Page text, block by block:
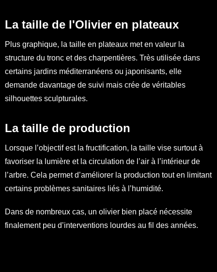
La taille de l'Olivier en plateaux
Plus graphique, la taille en plateaux met en valeur la
structure du tronc et des charpentières. Très utilisée dans
certains jardins méditerranéens ou japonisants, elle
demande davantage de suivi mais crée de véritables
silhouettes sculpturales.
La taille de production
Lorsque l’objectif est la fructification, la taille vise surtout à
favoriser la lumière et la circulation de l’air à l’intérieur de
l’arbre. Cela permet d’améliorer la production tout en limitant
certains problèmes sanitaires liés à l’humidité.
Dans de nombreux cas, un olivier bien placé nécessite
finalement peu d’interventions lourdes au fil des années.